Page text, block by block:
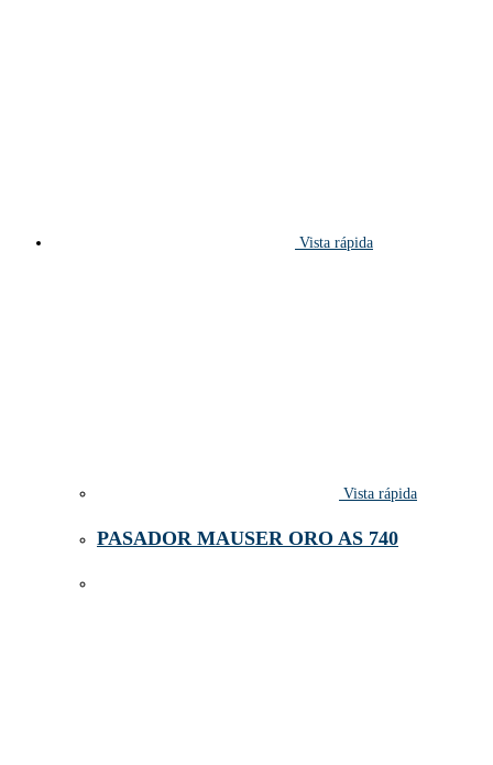
Vista rápida
Vista rápida
PASADOR MAUSER ORO AS 740